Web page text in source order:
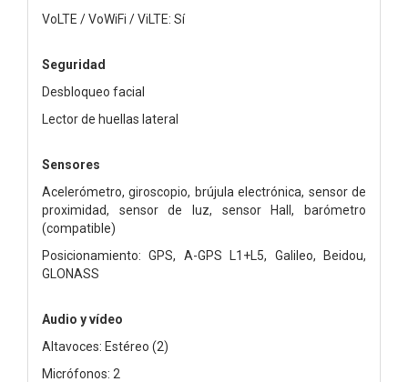
VoLTE / VoWiFi / ViLTE: Sí
Seguridad
Desbloqueo facial
Lector de huellas lateral
Sensores
Acelerómetro, giroscopio, brújula electrónica, sensor de
proximidad, sensor de luz, sensor Hall, barómetro
(compatible)
Posicionamiento: GPS, A-GPS L1+L5, Galileo, Beidou,
GLONASS
Audio y vídeo
Altavoces: Estéreo (2)
Micrófonos: 2